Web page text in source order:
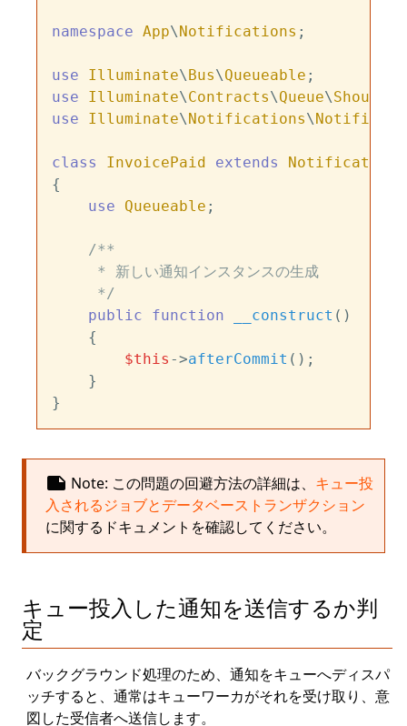
namespace App\Notifications ;
use Illuminate\Bus\Queueable
use
Illuminate\Contracts\Queue\
use
Illuminate\Notifications\
class InvoicePaid extends Notification
{
use
Queueable ;
/**
     * 新しい通知インスタンスの生成
     */
public
function __construct ( )
{
$this ->afterCommit ();
    }
note Note: この問題の回避方法の詳細は、 キュー投
入されるジョブとデータベーストランザクション
に関するドキュメントを確認してください。
キュー投入した通知を送信するか判
定
バックグラウンド処理のため、通知をキューへディスパ
ッチすると、通常はキューワーカがそれを受け取り、意
図した受信者へ送信します。